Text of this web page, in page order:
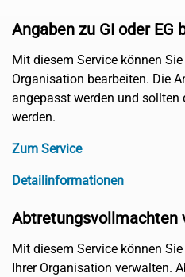
Angaben zu GI oder EG
Mit diesem Service können
Organisation bearbeiten. Die
angepasst werden und sollten
werden.
Zum Service
Detailinformationen
Abtretungsvollmachten
Mit diesem Service können
Ihrer Organisation verwalten.